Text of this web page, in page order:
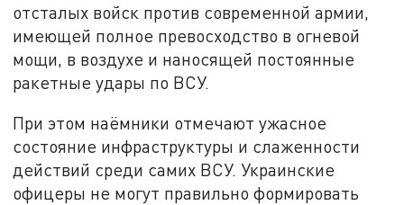
отсталых войск против современной армии,
имеющей полное превосходство в огневой
мощи, в воздухе и наносящей постоянные
ракетные удары по ВСУ.
При этом наёмники отмечают ужасное
состояние инфраструктуры и слаженности
действий среди самих ВСУ. Украинские
офицеры не могут правильно формировать